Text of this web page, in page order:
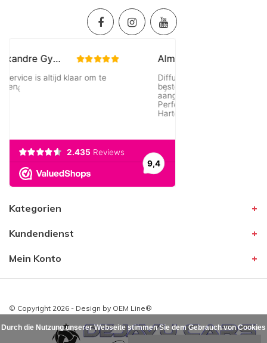
Kategorien
Kundendienst
Mein Konto
© Copyright 2026 - Design by OEM Line®
Durch die Nutzung unserer Webseite stimmen Sie dem Gebrauch von Cookies